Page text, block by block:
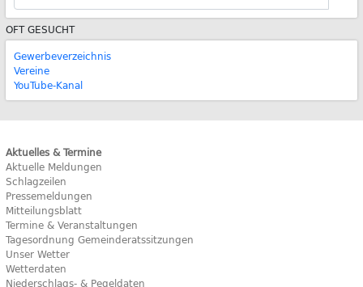
OFT GESUCHT
Gewerbeverzeichnis
Vereine
YouTube-Kanal
Aktuelles & Termine
Aktuelle Meldungen
Schlagzeilen
Pressemeldungen
Mitteilungsblatt
Termine & Veranstaltungen
Tagesordnung Gemeinderatssitzungen
Unser Wetter
Wetterdaten
Niederschlags- & Pegeldaten